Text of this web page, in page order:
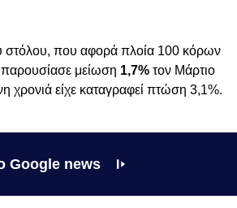
στόλου, που αφορά πλοία 100 κόρων
μείωση 1,7% τον Μάρτιο
χρονιά είχε καταγραφεί πτώση 3,1%.
Google news